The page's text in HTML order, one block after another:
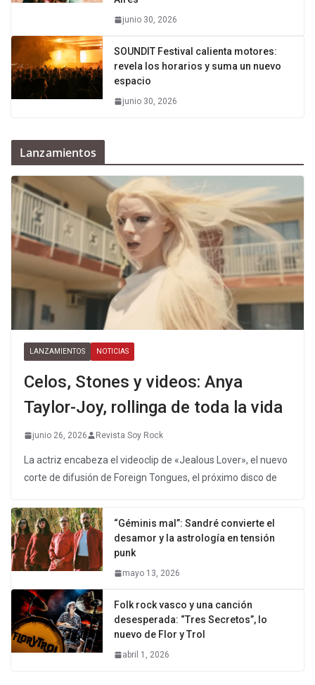
junio 30, 2026
SOUNDIT Festival calienta motores:
revela los horarios y suma un nuevo
espacio
junio 30, 2026
Lanzamientos
LANZAMIENTOS NOTICIAS
Celos, Stones y videos: Anya
Taylor-Joy, rollinga de toda la vida
junio 26, 2026 Revista Soy Rock
La actriz encabeza el videoclip de «Jealous Lover», el nuevo
corte de difusión de Foreign Tongues, el próximo disco de
“Géminis mal”: Sandré convierte el
desamor y la astrología en tensión
punk
mayo 13, 2026
Folk rock vasco y una canción
desesperada: “Tres Secretos”, lo
nuevo de Flor y Trol
abril 1, 2026